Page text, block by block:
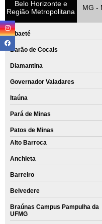
Belo Horizonte e
Região Metropolitana
MG -
Abaeté
Barão de Cocais
Diamantina
Governador Valadares
Itaúna
Pará de Minas
Patos de Minas
Alto Barroca
Anchieta
Barreiro
Belvedere
Braúnas Campus Pampulha da
UFMG